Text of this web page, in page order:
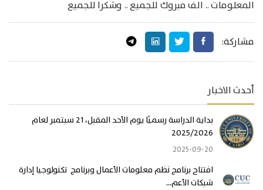
المعلومات .. الف مبروك للجميع .. وشكرا للجميع
مشاركة:
أحدث الاخبار
بداية الدراسة رسميًا يوم الأحد المقبل، 21 سبتمبر لعام
2025/2026
2025-09-20
افتتاح برنامج نظم معلومات الأعمال وبرنامج تكنولوجيا إدارة
شبكات الأعم...